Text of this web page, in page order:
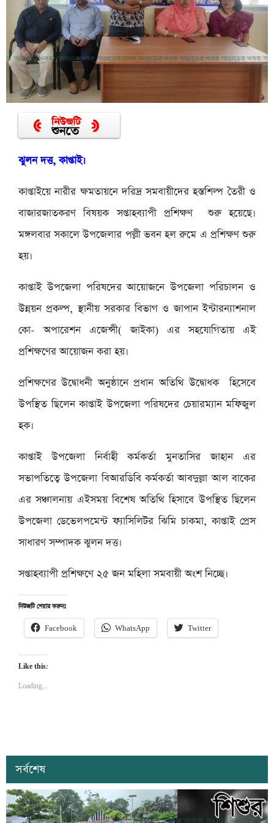
ঝুলন দত্ত, কাপ্তাই।
কাপ্তাইয়ে নারীর ক্ষমতায়নে দরিদ্র সমবায়ীদের হস্তশিল্প তৈরী ও
বাজারজাতকরণ বিষয়ক সপ্তাহব্যাপী প্রশিক্ষণ শুরু হয়েছে।
মঙ্গলবার সকালে উপজেলার পল্লী ভবন হল রুমে এ প্রশিক্ষণ শুরু
হয়।
কাপ্তাই উপজেলা পরিষদের আয়োজনে উপজেলা পরিচালন ও
উন্নয়ন প্রকল্প, স্থানীয় সরকার বিভাগ ও জাপান ইন্টারন্যাশনাল
কো- অপারেশন এজেন্সী( জাইকা) এর সহযোগিতায় এই
প্রশিক্ষণের আয়োজন করা হয়।
প্রশিক্ষণের উদ্বোধনী অনুষ্ঠানে প্রধান অতিথি উদ্বোধক হিসেবে
উপস্থিত ছিলেন কাপ্তাই উপজেলা পরিষদের চেয়ারম্যান মফিজুল
হক।
কাপ্তাই উপজেলা নির্বাহী কর্মকর্তা মুনতাসির জাহান এর
সভাপতিত্বে উপজেলা বিআরডিবি কর্মকর্তা আবদুল্লা আল বাকের
এর সঞ্চালনায় এইসময় বিশেষ অতিথি হিসাবে উপস্থিত ছিলেন
উপজেলা ডেভেলপমেন্ট ফ্যাসিলিটর ঝিমি চাকমা, কাপ্তাই প্রেস
সাধারণ সম্পাদক ঝুলন দত্ত।
সপ্তাহব্যাপী প্রশিক্ষণে ২৫ জন মহিলা সমবায়ী অংশ নিচ্ছে।
নিউজটি শেয়ার করুনঃ
Facebook WhatsApp Twitter
Like this:
Loading...
সর্বশেষ